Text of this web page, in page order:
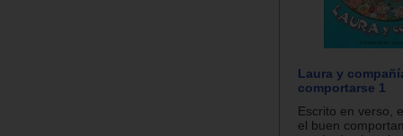
Laura y
comportarse 1
Escrito en verso,
el buen